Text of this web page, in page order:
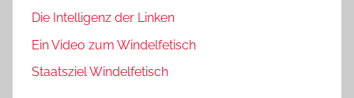
Die Intelligenz der Linken
Ein Video zum Windelfetisch
Staatsziel Windelfetisch